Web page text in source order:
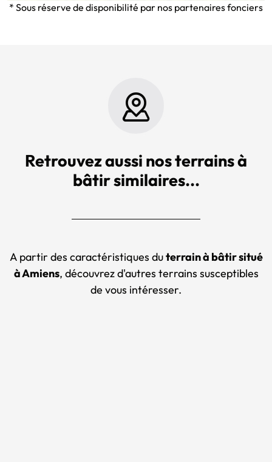
* Sous réserve de disponibilité par nos partenaires fonciers
Retrouvez aussi nos terrains à
bâtir similaires...
A partir des caractéristiques duterrain à bâtir situé
à Amiens, découvrez d'autres terrains susceptibles
de vous intéresser.